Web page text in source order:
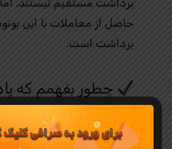
حاصل از معاملات با این
برداشت است.
چطور بفهمم که
فعال شده؟
پس از انجام تسک‌های